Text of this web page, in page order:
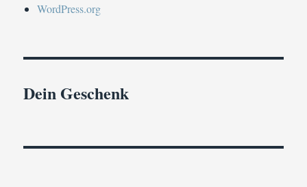
WordPress.org
Dein Geschenk